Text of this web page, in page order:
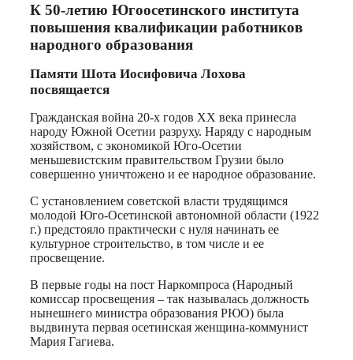
К 50-летию Югоосетинского института
повышения квалификации работников
народного образования
Памяти Шота Иосифовича Лохова
посвящается
Гражданская война 20-х годов ХХ века принесла
народу Южной Осетии разруху. Наряду с народным
хозяйством, с экономикой Юго-Осетии
меньшевистским правительством Грузии было
совершенно уничтожено и ее народное образование.
С установлением советской власти трудящимся
молодой Юго-Осетинской автономной области (1922
г.) предстояло практически с нуля начинать ее
культурное строительство, в том числе и ее
просвещение.
В первые годы на пост Наркомпроса (Народный
комиссар просвещения – так называлась должность
нынешнего министра образования РЮО) была
выдвинута первая осетинская женщина-коммунист
Мария Гагиева.